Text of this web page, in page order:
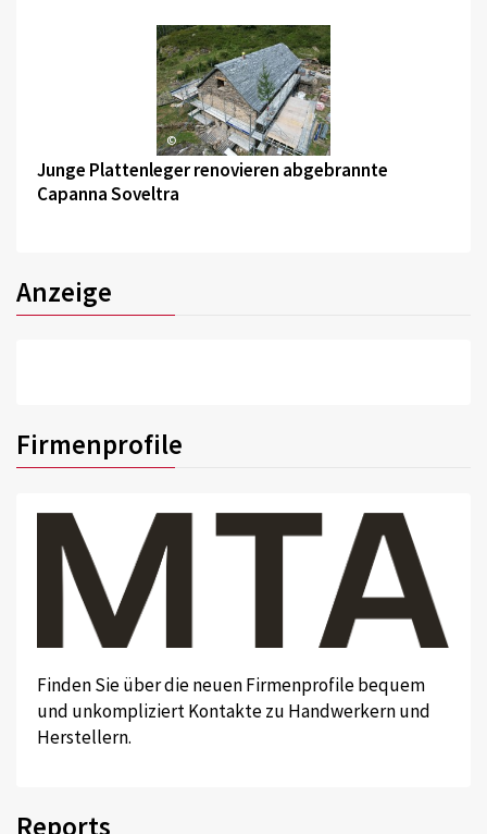
©
Junge Plattenleger renovieren abgebrannte
Capanna Soveltra
Anzeige
Firmenprofile
Finden Sie über die neuen Firmenprofile bequem
und unkompliziert Kontakte zu Handwerkern und
Herstellern.
Reports